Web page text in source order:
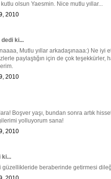
olsun Yaesmin. Nice mutlu yıllar...
2010
dedi ki...
Mutlu yıllar arkadaşınaaa:) Ne
paylaştığın için de çok teşekkürler,
2010
Boşver yaşı, bundan sonra artık
yolluyorum sana!
2010
ki...
güzellikleride beraberinde getirmesi